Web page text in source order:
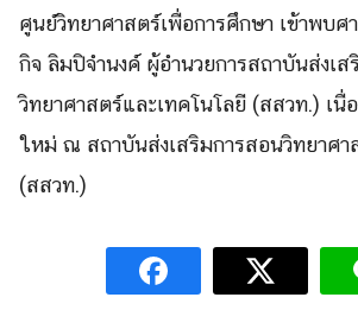
for:
ศูนย์วิทยาศาสตร์เพื่อการศึกษา เข้าพบศ
กิจ ลิมปิจำนงค์ ผู้อำนวยการสถาบันส่งเส
วิทยาศาสตร์และเทคโนโลยี (สสวท.) เนื่
ใหม่ ณ สถาบันส่งเสริมการสอนวิทยาศา
(สสวท.)